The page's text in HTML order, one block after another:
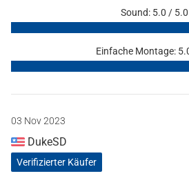
Sound: 5.0 / 5.0
Einfache Montage:
03 Nov 2023
DukeSD
Verifizierter Käufer